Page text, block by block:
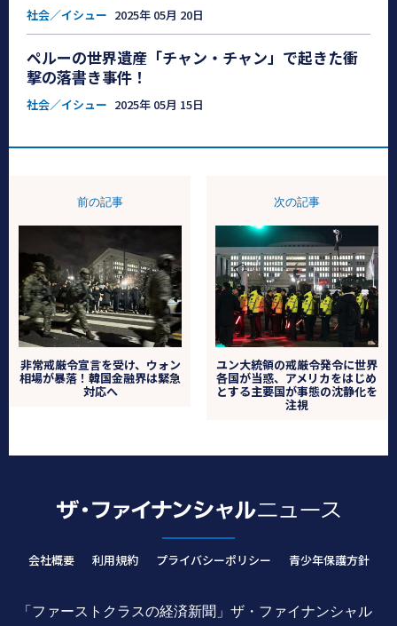
社会／イシュー 2025年 05月 20日
ペルーの世界遺産「チャン・チャン」で起きた衝
撃の落書き事件！
社会／イシュー 2025年 05月 15日
前の記事
非常戒厳令宣言を受け、ウォン
相場が暴落！韓国金融界は緊急
対応へ
次の記事
ユン大統領の戒厳令発令に世界
各国が当惑、アメリカをはじめ
とする主要国が事態の沈静化を
注視
会社概要 利用規約 プライバシーポリシー 青少年保護方針
「ファーストクラスの経済新聞」ザ・ファイナンシャル